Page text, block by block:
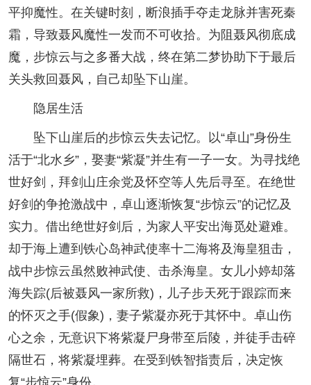
平抑魔性。在关键时刻，断浪插手夺走龙脉并害死秦
霜，导致聂风魔性一发而不可收拾。为阻聂风彻底成
魔，步惊云与之多番大战，终在第二梦协助下于最后
关头救回聂风，自己却坠下山崖。
隐居生活
坠下山崖后的步惊云失去记忆。以“卓山”身份生
活于“北水乡”，娶妻“紫凝”并生有一子一女。为寻找绝
世好剑，拜剑山庄余党及怀空等人先后寻至。在绝世
好剑的争抢激战中，卓山逐渐恢复“步惊云”的记忆及
实力。借出绝世好剑后，为家人平安出海觅处避难。
却于海上遭到铁心岛神武使率十二海将及海皇狙击，
战中步惊云虽然败神武使、击杀海皇。女儿小婷却落
海失踪(后被聂风一家所救)，儿子步天死于跟踪而来
的怀灭之手(假象)，妻子紫凝亦死于其怀中。卓山伤
心之余，无意识下将紫凝尸身带至后陵，并徒手击碎
隔世石，将紫凝埋葬。在受到铁智指责后，决定恢
复“步惊云”身份。